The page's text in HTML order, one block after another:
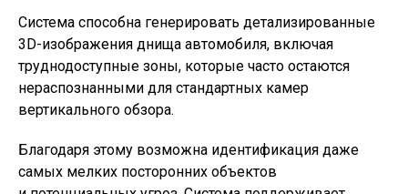
Система способна генерировать детализированные
3D-изображения днища автомобиля, включая
труднодоступные зоны, которые часто остаются
нераспознанными для стандартных камер
вертикального обзора.
Благодаря этому возможна идентификация даже
самых мелких посторонних объектов